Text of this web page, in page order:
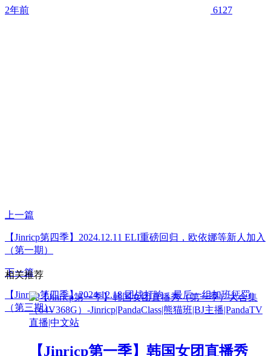
2年前 6127
上一篇
【Jinricp第四季】2024.12.11 ELI重磅回归，欧依娜等新人加入
（第一期）
下一篇
【Jinricp第四季】2024.12.18 团战打响，最后一组加班惩罚
（第三期）
相关推荐
【Jinricp第一季】韩国女团直播秀